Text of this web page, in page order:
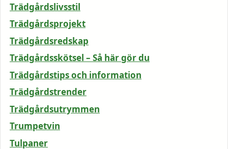
Trädgårdslivsstil
Trädgårdsprojekt
Trädgårdsredskap
Trädgårdsskötsel – Så här gör du
Trädgårdstips och information
Trädgårdstrender
Trädgårdsutrymmen
Trumpetvin
Tulpaner